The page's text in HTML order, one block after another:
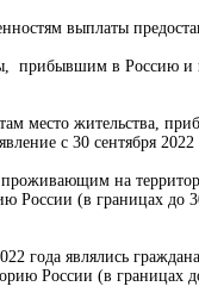
выплаты
в Россию и
место жительства,
с 30 сентября 2022
на
России (в границах до
года являлись
России (в границах